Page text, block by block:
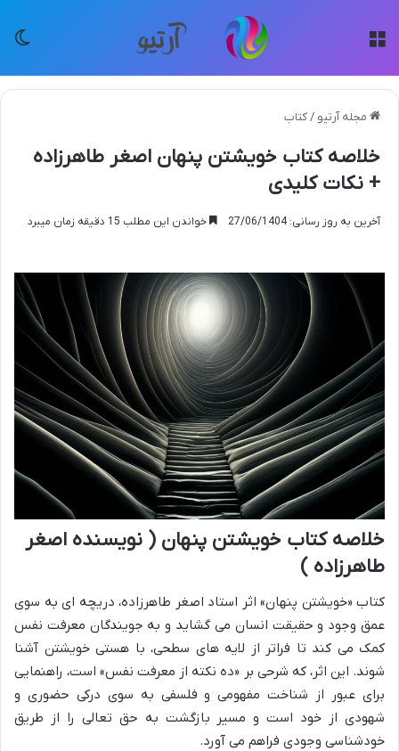
مجله آرتیو /کتاب
خلاصه کتاب خویشتن پنهان اصغر طاهرزاده
+ نکات کلیدی
آخرین به روز رسانی: 27/06/1404 خواندن این مطلب 15 دقیقه زمان میبرد
خلاصه کتاب خویشتن پنهان ( نویسنده اصغر
طاهرزاده )
کتاب «خویشتن پنهان» اثر استاد اصغر طاهرزاده، دریچه ای به سوی
عمق وجود و حقیقت انسان می گشاید و به جویندگان معرفت نفس
کمک می کند تا فراتر از لایه های سطحی، با هستی خویشتن آشنا
شوند. این اثر، که شرحی بر «ده نکته از معرفت نفس» است، راهنمایی
برای عبور از شناخت مفهومی و فلسفی به سوی درکی حضوری و
شهودی از خود است و مسیر بازگشت به حق تعالی را از طریق
خودشناسی وجودی فراهم می آورد.